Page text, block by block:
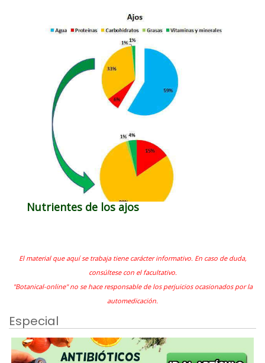
Nutrientes de los ajos
El material que aquí se trabaja tiene carácter informativo. En caso de duda,
consúltese con el facultativo.
"Botanical-online" no se hace responsable de los perjuicios ocasionados por la
automedicación.
Especial